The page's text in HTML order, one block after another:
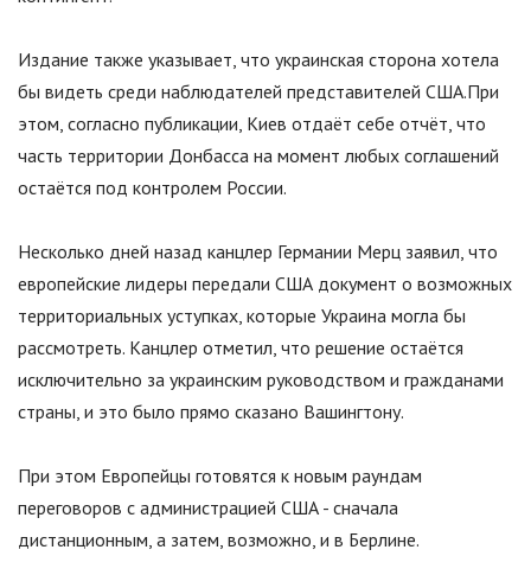
Издание также указывает, что украинская сторона хотела
бы видеть среди наблюдателей представителей США.При
этом, согласно публикации, Киев отдаёт себе отчёт, что
часть территории Донбасса на момент любых соглашений
остаётся под контролем России.
Несколько дней назад канцлер Германии Мерц заявил, что
европейские лидеры передали США документ о возможных
территориальных уступках, которые Украина могла бы
рассмотреть. Канцлер отметил, что решение остаётся
исключительно за украинским руководством и гражданами
страны, и это было прямо сказано Вашингтону.
При этом Европейцы готовятся к новым раундам
переговоров с администрацией США - сначала
дистанционным, а затем, возможно, и в Берлине.